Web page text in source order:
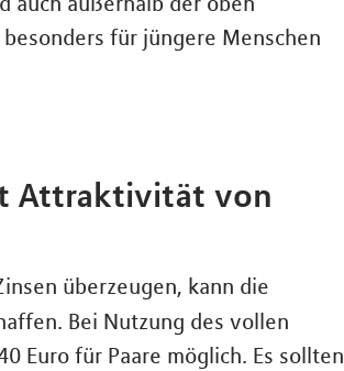
für jüngere Menschen
Attraktivität von
überzeugen, kann die
Bei Nutzung des vollen
Euro für Paare möglich. Es sollten